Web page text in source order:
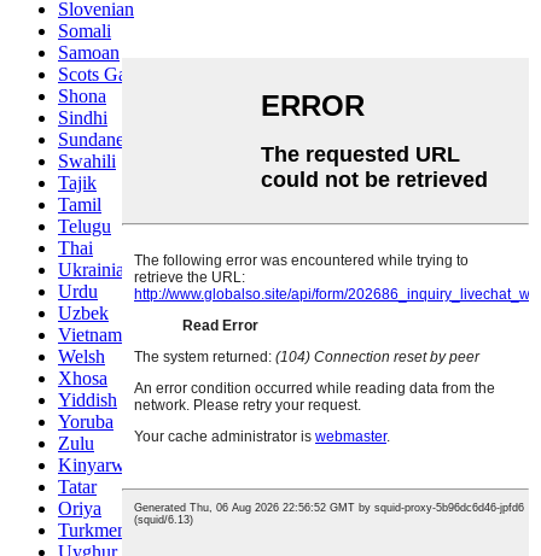
Slovenian
Somali
Samoan
Scots Gaelic
Shona
Sindhi
Sundanese
Swahili
Tajik
Tamil
Telugu
Thai
Ukrainian
Urdu
Uzbek
Vietnamese
Welsh
Xhosa
Yiddish
Yoruba
Zulu
Kinyarwanda
Tatar
Oriya
Turkmen
Uyghur